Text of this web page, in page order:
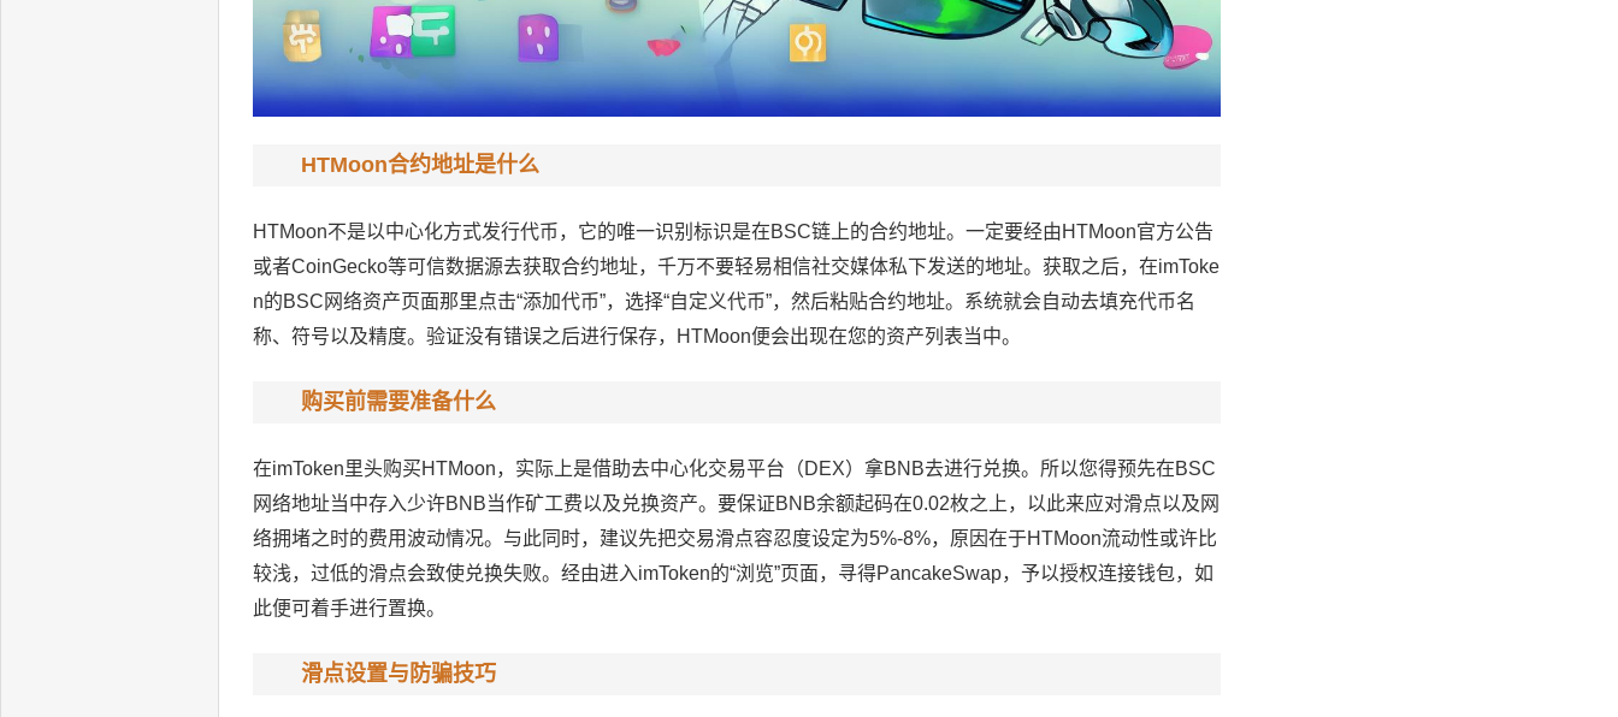
HTMoon合约地址是什么
HTMoon不是以中心化方式发行代币，它的唯一识别标识是在BSC链上的合约地址。一定要经由HTMoon官方公告
或者CoinGecko等可信数据源去获取合约地址，千万不要轻易相信社交媒体私下发送的地址。获取之后，在imToke
n的BSC网络资产页面那里点击“添加代币”，选择“自定义代币”，然后粘贴合约地址。系统就会自动去填充代币名
称、符号以及精度。验证没有错误之后进行保存，HTMoon便会出现在您的资产列表当中。
购买前需要准备什么
在imToken里头购买HTMoon，实际上是借助去中心化交易平台（DEX）拿BNB去进行兑换。所以您得预先在BSC
网络地址当中存入少许BNB当作矿工费以及兑换资产。要保证BNB余额起码在0.02枚之上，以此来应对滑点以及网
络拥堵之时的费用波动情况。与此同时，建议先把交易滑点容忍度设定为5%-8%，原因在于HTMoon流动性或许比
较浅，过低的滑点会致使兑换失败。经由进入imToken的“浏览”页面，寻得PancakeSwap，予以授权连接钱包，如
此便可着手进行置换。
滑点设置与防骗技巧